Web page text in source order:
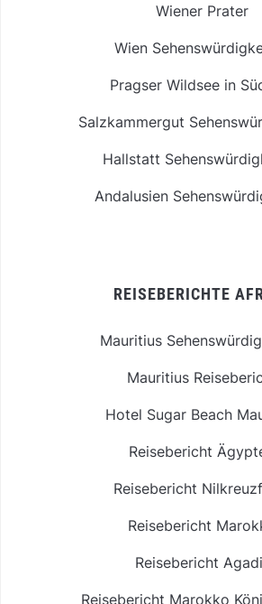
Wiener Prater
Wien
Pragser Wildsee in
Salzkammergut
Hallstatt
Andalusien
REISEBERICHTE
Mauritius
Mauritius
Hotel Sugar Beach
Reisebericht
Reisebericht
Reisebericht
Reisebericht
Reisebericht Marokko